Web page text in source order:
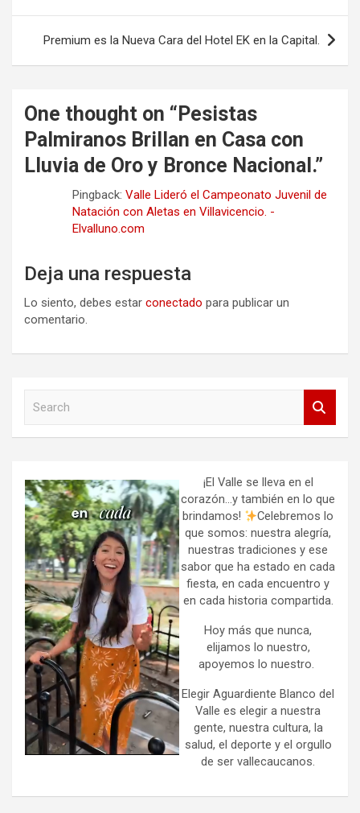
entradas
Premium es la Nueva Cara del Hotel EK en la Capital.
One thought on “ Pesistas
Palmiranos Brillan en Casa con
Lluvia de Oro y Bronce Nacional.”
Pingback: Valle Lideró el Campeonato Juvenil de
Natación con Aletas en Villavicencio. -
Elvalluno.com
Deja una respuesta
Lo siento, debes estar conectado para publicar un
comentario.
h
¡El Valle se lleva en el
corazón…y también en lo que
brindamos!
Celebremos lo
que somos: nuestra alegría,
nuestras tradiciones y ese
sabor que ha estado en cada
fiesta, en cada encuentro y
en cada historia compartida.
Hoy más que nunca,
elijamos lo nuestro,
apoyemos lo nuestro.
Elegir Aguardiente Blanco del
Valle es elegir a nuestra
gente, nuestra cultura, la
salud, el deporte y el orgullo
de ser vallecaucanos.